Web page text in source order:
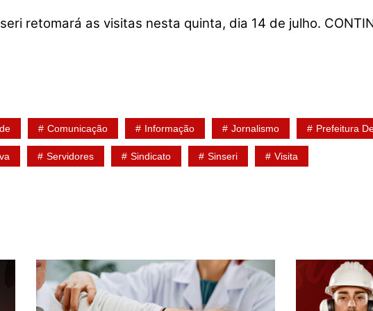
retomará as visitas nesta quinta, dia 14 de julho.
Comunicação Informação Jornalismo Prefeitura
Servidores Sindicato Sinseri Visita